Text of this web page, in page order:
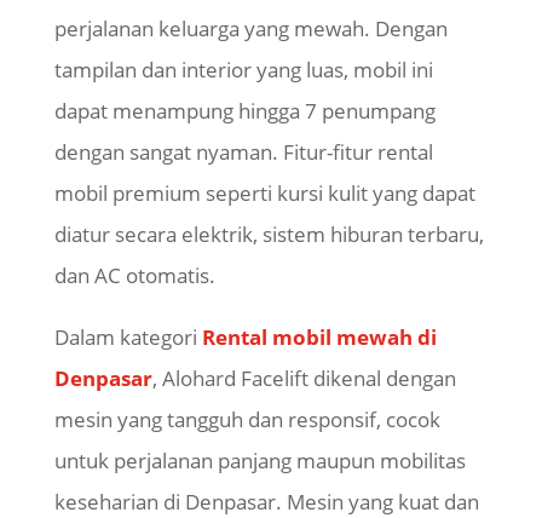
perjalanan keluarga yang mewah. Dengan
tampilan dan interior yang luas, mobil ini
dapat menampung hingga 7 penumpang
dengan sangat nyaman. Fitur-fitur rental
mobil premium seperti kursi kulit yang dapat
diatur secara elektrik, sistem hiburan terbaru,
dan AC otomatis.
Dalam kategori Rental mobil mewah di
Denpasar, Alohard Facelift dikenal dengan
mesin yang tangguh dan responsif, cocok
untuk perjalanan panjang maupun mobilitas
keseharian di Denpasar. Mesin yang kuat dan